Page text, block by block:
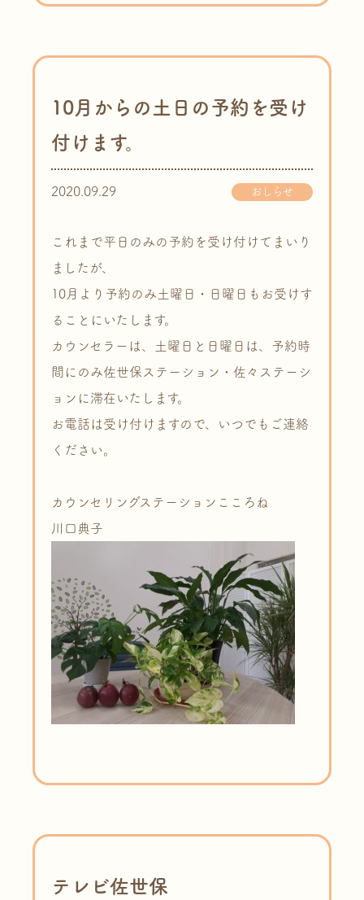
10月からの土日の予約を受け
付けます。
2020.09.29 おしらせ
これまで平日のみの予約を受け付けてまいり
ましたが、
10月より予約のみ土曜日・日曜日もお受けす
ることにいたします。
カウンセラーは、土曜日と日曜日は、予約時
間にのみ佐世保ステーション・佐々ステーシ
ョンに滞在いたします。
お電話は受け付けますので、いつでもご連絡
ください。
カウンセリングステーションこころね
川口典子
テレビ佐世保